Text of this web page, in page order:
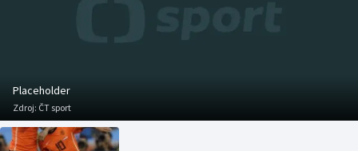
Basketbal
Biatlon
Historické návraty
Aplikace ČT sport
Placeholder
Zdroj: ČT sport